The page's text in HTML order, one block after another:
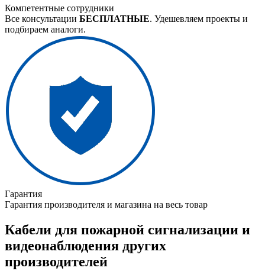
Компетентные сотрудники
Все консультации БЕСПЛАТНЫЕ. Удешевляем проекты и
подбираем аналоги.
Гарантия
Гарантия производителя и магазина на весь товар
Кабели для пожарной сигнализации и
видеонаблюдения других
производителей